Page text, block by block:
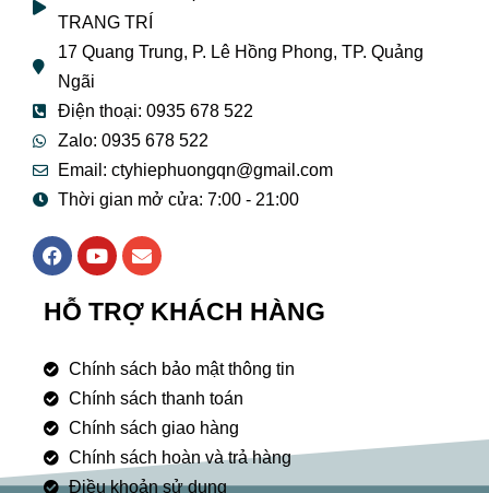
TRANG TRÍ
17 Quang Trung, P. Lê Hồng Phong, TP. Quảng
Ngãi
Điện thoại: 0935 678 522
Zalo: 0935 678 522
Email: ctyhiephuongqn@gmail.com
Thời gian mở cửa: 7:00 - 21:00
F
a
e
b
o
k
Y
o
t
u
e
E
n
e
p
HỖ TRỢ KHÁCH HÀNG
Chính sách bảo mật thông tin
Chính sách thanh toán
Chính sách giao hàng
Chính sách hoàn và trả hàng
Điều khoản sử dụng